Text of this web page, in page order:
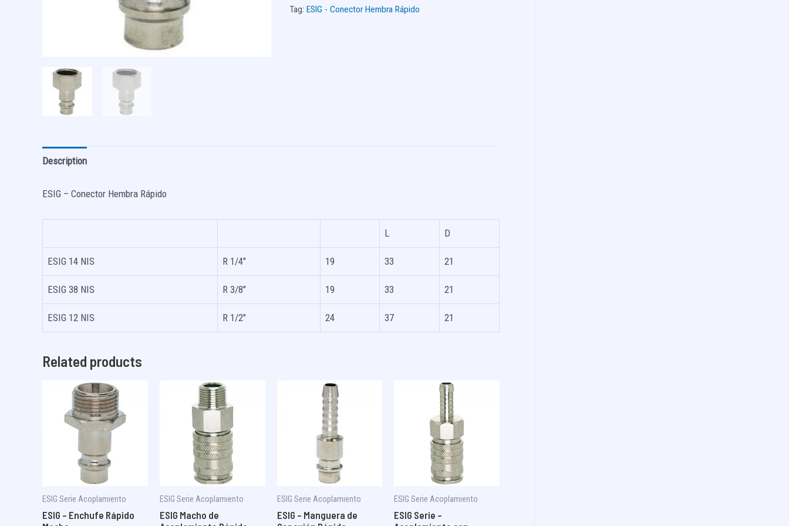
Tag: ESIG - Conector Hembra Rápido
Description
ESIG – Conector Hembra Rápido
L D
ESIG 14 NIS R 1/4″ 19 33 21
ESIG 38 NIS R 3/8″ 19 33 21
ESIG 12 NIS R 1/2″ 24 37 21
Related products
ESIG Serie Acoplamiento
ESIG – Enchufe Rápido
ESIG Serie Acoplamiento
ESIG Macho de
ESIG Serie Acoplamiento
ESIG – Manguera de
ESIG Serie Acoplamiento
ESIG Serie –